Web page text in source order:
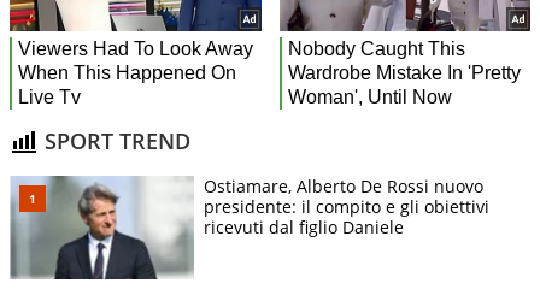
SPORT TREND
Ostiamare, Alberto De Rossi nuovo
presidente: il compito e gli obiettivi
ricevuti dal figlio Daniele